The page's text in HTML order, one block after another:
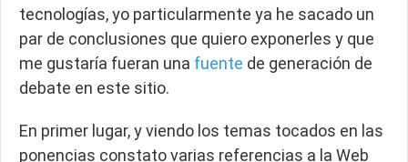
tecnologías, yo particularmente ya he sacado un
par de conclusiones que quiero exponerles y que
me gustaría fueran una fuente de generación de
debate en este sitio.
En primer lugar, y viendo los temas tocados en las
ponencias constato varias referencias a la Web